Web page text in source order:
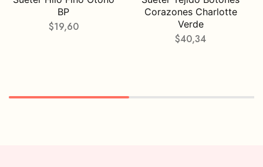
BP
$19,60
Corazones Charlotte
Verde
$40,34